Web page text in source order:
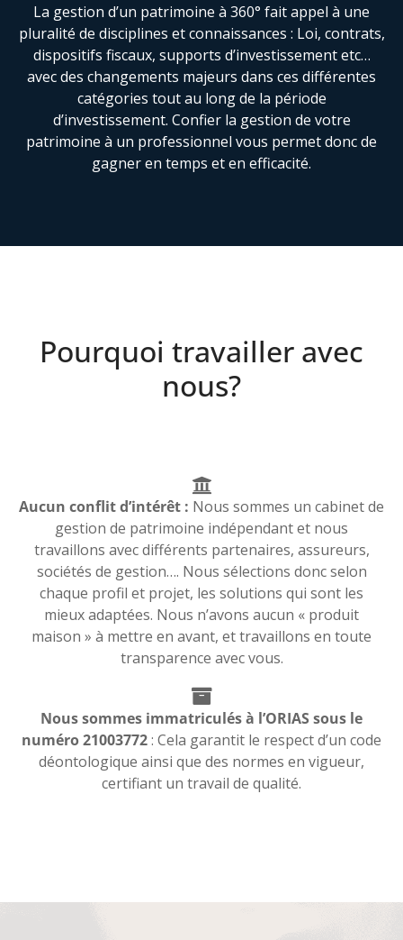
La gestion d’un patrimoine à 360° fait appel à une
pluralité de disciplines et connaissances : Loi, contrats,
dispositifs fiscaux, supports d’investissement etc…
avec des changements majeurs dans ces différentes
catégories tout au long de la période
d’investissement. Confier la gestion de votre
patrimoine à un professionnel vous permet donc de
gagner en temps et en efficacité.
Pourquoi travailler avec
nous?
Aucun conflit d’intérêt : Nous sommes un cabinet de
gestion de patrimoine indépendant et nous
travaillons avec différents partenaires, assureurs,
sociétés de gestion…. Nous sélections donc selon
chaque profil et projet, les solutions qui sont les
mieux adaptées. Nous n’avons aucun « produit
maison » à mettre en avant, et travaillons en toute
transparence avec vous.
Nous sommes immatriculés à l’ORIAS sous le
numéro 21003772: Cela garantit le respect d’un code
déontologique ainsi que des normes en vigueur,
certifiant un travail de qualité.